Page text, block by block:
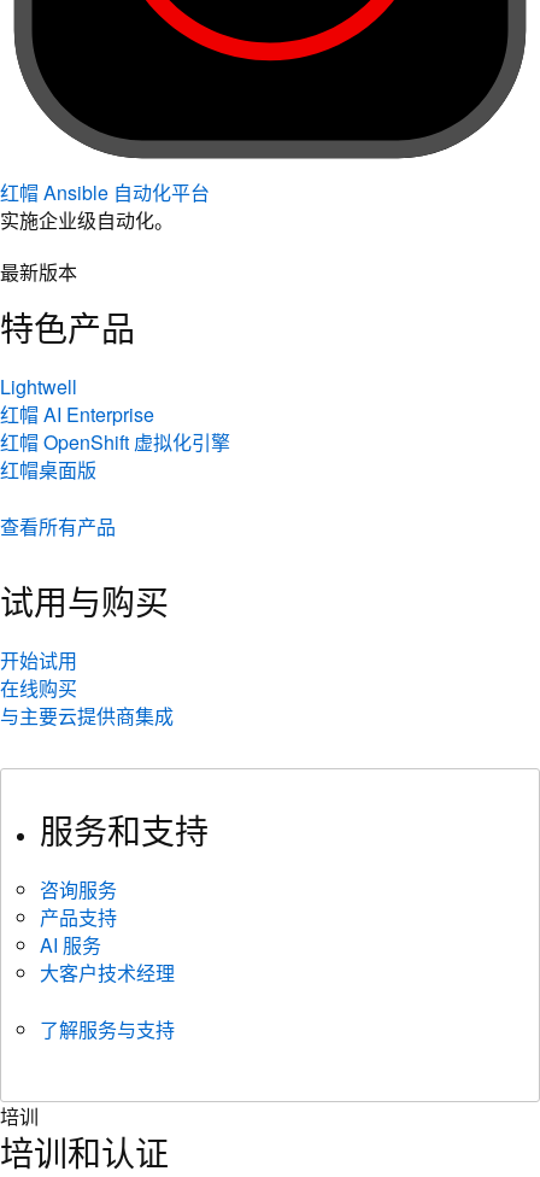
红帽 Ansible 自动化平台
实施企业级自动化。
最新版本
特色产品
Lightwell
红帽 AI Enterprise
红帽 OpenShift 虚拟化引擎
红帽桌面版
查看所有产品
试用与购买
开始试用
在线购买
与主要云提供商集成
服务和支持
咨询服务
产品支持
AI 服务
大客户技术经理
了解服务与支持
培训
培训和认证